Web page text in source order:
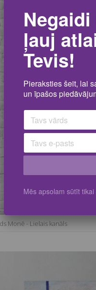
Monē - Lielais kanāls
ļauj
Tevis!
Pieraksties šeit, lai
un īpašos
Mēs apsolam sūtīt